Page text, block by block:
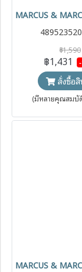
MARCUS &
฿1,590
฿1,431
สั่งซื้อ
(มีหลายคุณสมบั
MARCUS &